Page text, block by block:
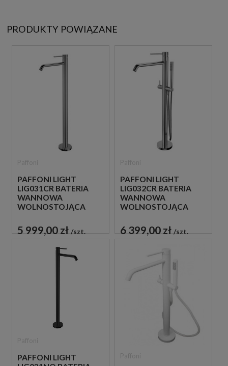
PRODUKTY POWIĄZANE
PAFFONI LIGHT
LIG031CR BATERIA
WANNOWA
WOLNOSTOJĄCA
5 999,00 zł szt.
PAFFONI LIGHT
LIG032CR BATERIA
WANNOWA
WOLNOSTOJĄCA
6 399,00 zł szt.
PAFFONI LIGHT